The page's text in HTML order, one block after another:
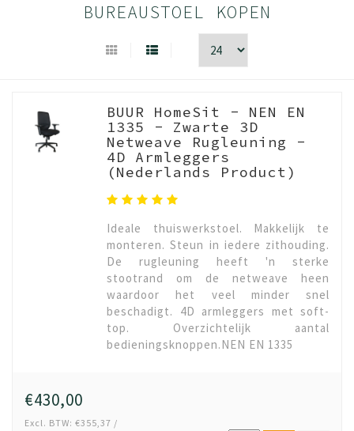
BUREAUSTOEL KOPEN
BUUR HomeSit - NEN EN
1335 - Zwarte 3D
Netweave Rugleuning -
4D Armleggers
(Nederlands Product)
Ideale thuiswerkstoel. Makkelijk te
monteren. Steun in iedere zithouding.
De rugleuning heeft 'n sterke
stootrand om de netweave heen
waardoor het veel minder snel
beschadigt. 4D armleggers met soft-
top. Overzichtelijk aantal
bedieningsknoppen.NEN EN 1335
€430,00
Excl. BTW: €355,37 /